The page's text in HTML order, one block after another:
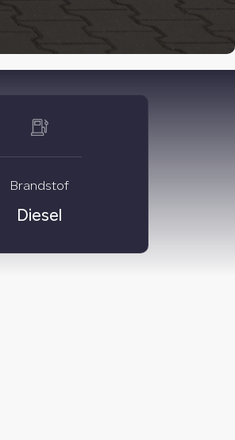
Brandstof
Diesel